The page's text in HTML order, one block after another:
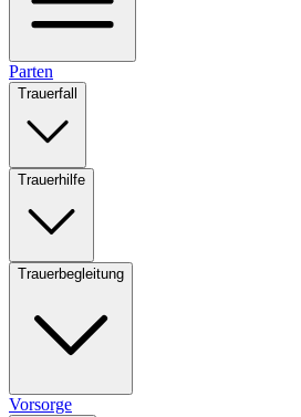
Parten
Trauerfall
Trauerhilfe
Trauerbegleitung
Vorsorge